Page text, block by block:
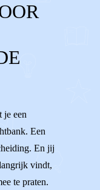
je een
Een
En jij
vindt,
te praten.